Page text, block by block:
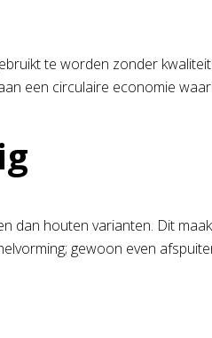
te worden zonder
een circulaire economie
dan houten varianten. Dit
gewoon even